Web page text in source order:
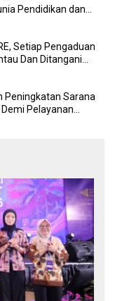
Pendidikan dan
Setiap Pengaduan
Dan Ditangani
Peningkatan Sarana
Pelayanan